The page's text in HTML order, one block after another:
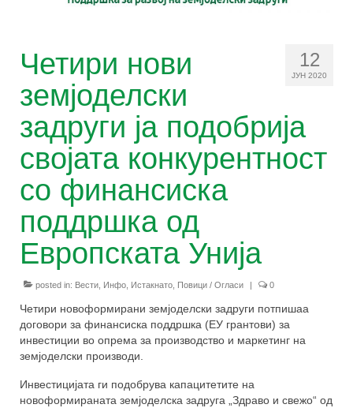
Останати ресурси
Зошто ЗЗ?
Настани
За проектот
Правна рамка за земјоделски задруги
организацијата
Зголемување на свеста за придобивки
од задругарство
развој на земјоделски задруги
12
ЈУН 2020
Четири нови
земјоделски
задруги ја подобрија
својата конкурентност
со финансиска
поддршка од
Европската Унија
posted in: Вести Инфо Истакнато Повици / Огласи 0
Четири новоформирани земјоделски задруги потпишаа
договори за финансиска поддршка (ЕУ грантови) за
инвестиции во опрема за производство и маркетинг на
земјоделски производи.
Инвестицијата ги подобрува капацитетите на
новоформираната земјоделска задруга „Здраво и свежо“ од